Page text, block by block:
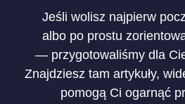
Jeśli wolisz najpierw
albo po prostu
— przygotowaliśmy dla
Znajdziesz tam artykuły,
pomogą Ci ogarnąć